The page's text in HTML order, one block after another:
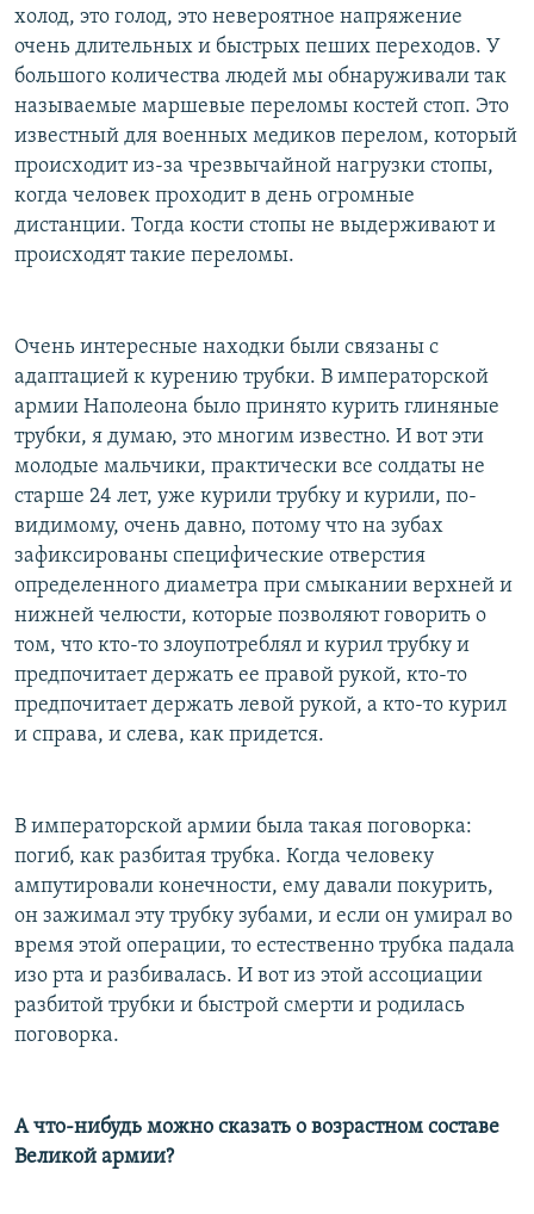
холод, это голод, это невероятное напряжение
очень длительных и быстрых пеших переходов. У
большого количества людей мы обнаруживали так
называемые маршевые переломы костей стоп. Это
известный для военных медиков перелом, который
происходит из-за чрезвычайной нагрузки стопы,
когда человек проходит в день огромные
дистанции. Тогда кости стопы не выдерживают и
происходят такие переломы.
Очень интересные находки были связаны с
адаптацией к курению трубки. В императорской
армии Наполеона было принято курить глиняные
трубки, я думаю, это многим известно. И вот эти
молодые мальчики, практически все солдаты не
старше 24 лет, уже курили трубку и курили, по-
видимому, очень давно, потому что на зубах
зафиксированы специфические отверстия
определенного диаметра при смыкании верхней и
нижней челюсти, которые позволяют говорить о
том, что кто-то злоупотреблял и курил трубку и
предпочитает держать ее правой рукой, кто-то
предпочитает держать левой рукой, а кто-то курил
и справа, и слева, как придется.
В императорской армии была такая поговорка:
погиб, как разбитая трубка. Когда человеку
ампутировали конечности, ему давали покурить,
он зажимал эту трубку зубами, и если он умирал во
время этой операции, то естественно трубка падала
изо рта и разбивалась. И вот из этой ассоциации
разбитой трубки и быстрой смерти и родилась
поговорка.
А что-нибудь можно сказать о возрастном составе
Великой армии?